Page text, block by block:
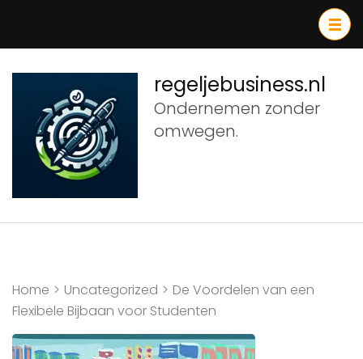
inhoud
(druk
Enter)
regeljebusiness.nl
Ondernemen zonder
omwegen.
Home > Uncategorized > De Voordelen van een
Flexibele Bijbaan voor Studenten